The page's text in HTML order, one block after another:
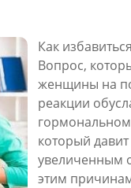
Как
Вопрос,
женщины на
реакции
который
увеличенным
этим